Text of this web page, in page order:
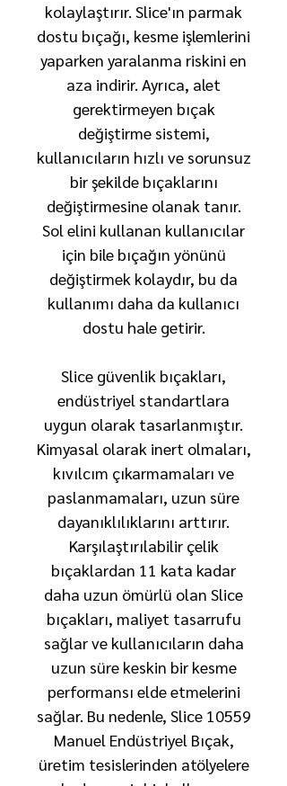
kolaylaştırır. Slice'ın parmak
dostu bıçağı, kesme işlemlerini
yaparken yaralanma riskini en
aza indirir. Ayrıca, alet
gerektirmeyen bıçak
değiştirme sistemi,
kullanıcıların hızlı ve sorunsuz
bir şekilde bıçaklarını
değiştirmesine olanak tanır.
Sol elini kullanan kullanıcılar
için bile bıçağın yönünü
değiştirmek kolaydır, bu da
kullanımı daha da kullanıcı
dostu hale getirir.
Slice güvenlik bıçakları,
endüstriyel standartlara
uygun olarak tasarlanmıştır.
Kimyasal olarak inert olmaları,
kıvılcım çıkarmamaları ve
paslanmamaları, uzun süre
dayanıklılıklarını arttırır.
Karşılaştırılabilir çelik
bıçaklardan 11 kata kadar
daha uzun ömürlü olan Slice
bıçakları, maliyet tasarrufu
sağlar ve kullanıcıların daha
uzun süre keskin bir kesme
performansı elde etmelerini
sağlar. Bu nedenle, Slice 10559
Manuel Endüstriyel Bıçak,
üretim tesislerinden atölyelere